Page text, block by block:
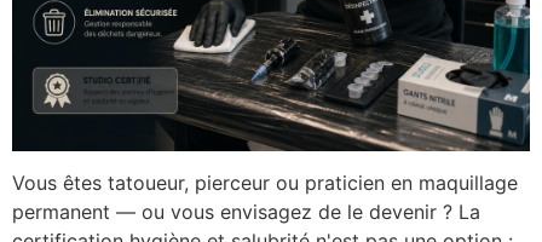
Vous êtes tatoueur, pierceur ou praticien en maquillage
permanent — ou vous envisagez de le devenir ? La